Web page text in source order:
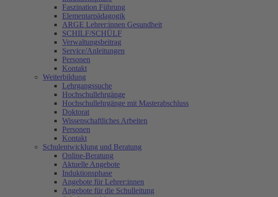
Faszination Führung
Elementarpädagogik
ARGE Lehrer:innen Gesundheit
SCHILF/SCHÜLF
Verwaltungsbeitrag
Service/Anleitungen
Personen
Kontakt
Weiterbildung
Lehrgangssuche
Hochschullehrgänge
Hochschullehrgänge mit Masterabschluss
Doktorat
Wissenschaftliches Arbeiten
Personen
Kontakt
Schulentwicklung und Beratung
Online-Beratung
Aktuelle Angebote
Induktionsphase
Angebote für Lehrer:innen
Angebote für die Schulleitung